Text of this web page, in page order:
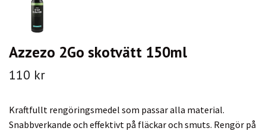
Azzezo 2Go skotvätt 150ml
110 kr
Kraftfullt rengöringsmedel som passar alla material.
Snabbverkande och effektivt på fläckar och smuts. Rengör på